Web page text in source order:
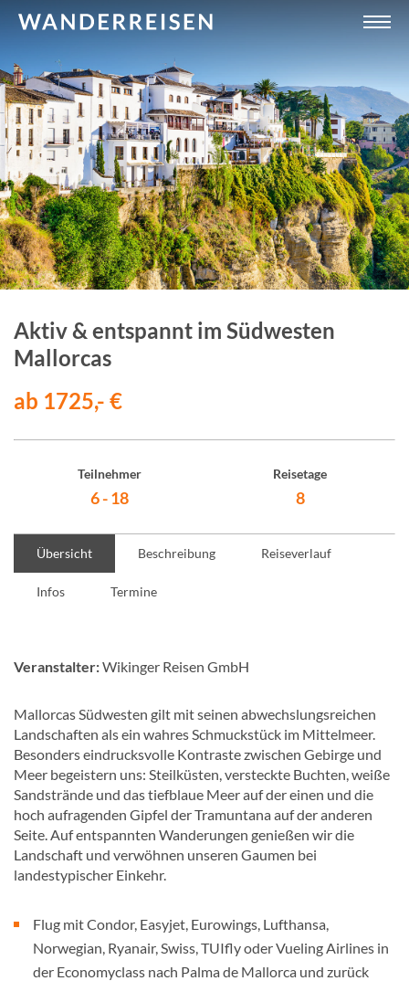
Aktiv & entspannt im Südwesten
Mallorcas
ab 1725,- €
Teilnehmer
6 - 18
Reisetage
8
Übersicht Beschreibung Reiseverlauf
Infos Termine
Veranstalter:Wikinger Reisen GmbH
Mallorcas Südwesten gilt mit seinen abwechslungsreichen
Landschaften als ein wahres Schmuckstück im Mittelmeer.
Besonders eindrucksvolle Kontraste zwischen Gebirge und
Meer begeistern uns: Steilküsten, versteckte Buchten, weiße
Sandstrände und das tiefblaue Meer auf der einen und die
hoch aufragenden Gipfel der Tramuntana auf der anderen
Seite. Auf entspannten Wanderungen genießen wir die
Landschaft und verwöhnen unseren Gaumen bei
landestypischer Einkehr.
Flug mit Condor, Easyjet, Eurowings, Lufthansa,
Norwegian, Ryanair, Swiss, TUIfly oder Vueling Airlines in
der Economyclass nach Palma de Mallorca und zurück